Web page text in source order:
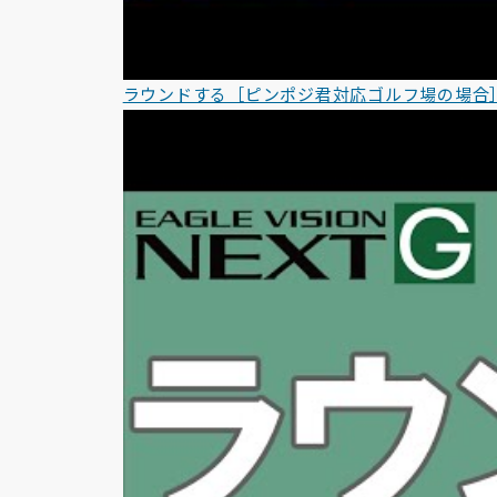
ラウンドする［ピンポジ君対応ゴルフ場の場合